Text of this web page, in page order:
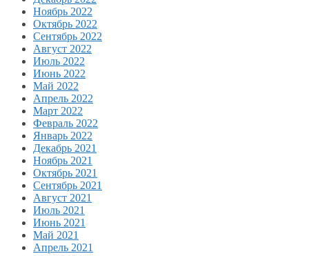
Ноябрь 2022
Октябрь 2022
Сентябрь 2022
Август 2022
Июль 2022
Июнь 2022
Май 2022
Апрель 2022
Март 2022
Февраль 2022
Январь 2022
Декабрь 2021
Ноябрь 2021
Октябрь 2021
Сентябрь 2021
Август 2021
Июль 2021
Июнь 2021
Май 2021
Апрель 2021